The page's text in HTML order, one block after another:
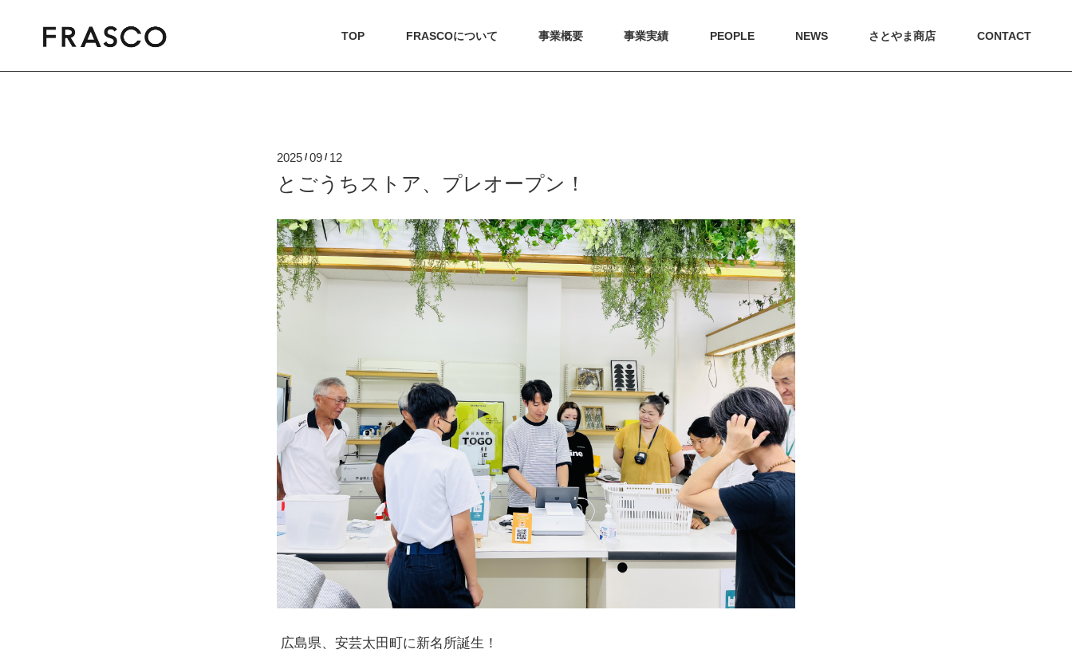
TOP FRASCOについて 事業概要 事業実績 PEOPLE NEWS さとやま商店 CONTACT
2025 /09 / 12
とごうちストア、プレオープン！
広島県、安芸太田町に新名所誕生！